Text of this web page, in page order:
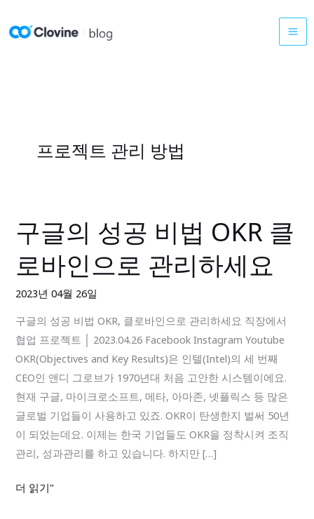
텐
프로젝트 관리 방법
구글의 성공 비법 OKR 클
로바인으로 관리하세요
2023년 04월 26일
구글의 성공 비법 OKR, 클로바인으로 관리하세요 직장에서
협업 프로젝트 │ 2023.04.26 Facebook Instagram Youtube
OKR(Objectives and Key Results)은 인텔(Intel)의 세 번째
CEO인 앤디 그로브가 1970년대 처음 고안한 시스템이에요.
현재 구글, 마이크로소프트, 메타, 아마존, 넷플릭스 등 많은
글로벌 기업들이 사용하고 있죠. OKR이 탄생한지 벌써 50년
이 되었는데요. 이제는 한국 기업들도 OKR을 정착시켜 조직
관리, 성과관리를 하고 있습니다. 하지만 […]
구
의
성
공
비
법
OKR
클
로
바
인
으
관
더 읽기"